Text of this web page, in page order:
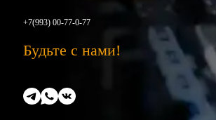
+7(993) 00-77-0-77
Будьте с нами!